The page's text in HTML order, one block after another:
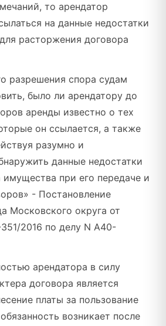
то арендатор
на данные недостатки
расторжения договора
разрешения спора судам
было ли арендатору до
аренды известно о тех
он ссылается, а также
разумно и
данные недостатки
при его передаче и
- Постановление
Московского округа от
2016 по делу N А40-
арендатора в силу
договора является
платы за пользование
возникает после